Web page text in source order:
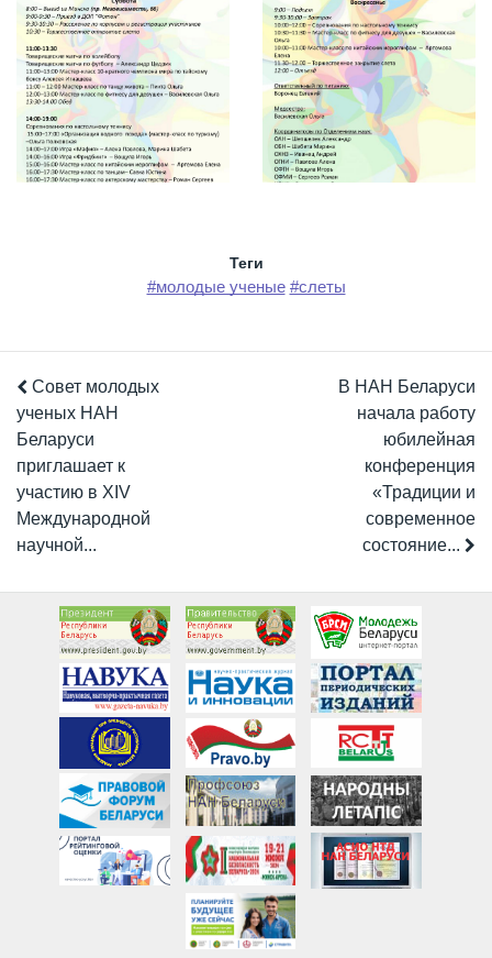
Теги
#молодые ученые #слеты
Совет молодых
ученых НАН
Беларуси
приглашает к
участию в XIV
Международной
научной...
В НАН Беларуси
начала работу
юбилейная
конференция
«Традиции и
современное
состояние...